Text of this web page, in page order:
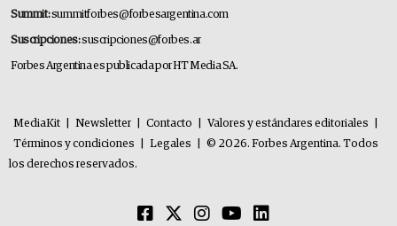
Summit:summitforbes@forbesargentina.com
Suscripciones:suscripciones@forbes.ar
Forbes Argentina es publicada por HT Media SA.
MediaKit Newsletter Contacto Valores y estándares editoriales
Términos y condiciones
Legales
© 2026. Forbes Argentina. Todos
los derechos reservados.